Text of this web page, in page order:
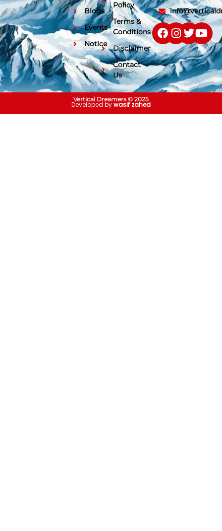
Blogs
Events
Notice
Policy
Terms &
Conditions
Disclaimer
Contact
Us
Vertical Dreamers © 2025
Developed bywasif zahed